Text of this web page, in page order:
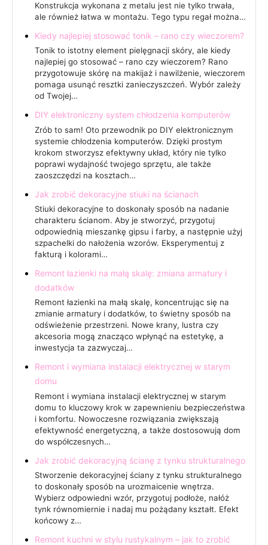
Konstrukcja wykonana z metalu jest nie tylko trwała,
ale również łatwa w montażu. Tego typu regał można…
Kiedy najlepiej stosować tonik – rano czy wieczorem?
Tonik to istotny element pielęgnacji skóry, ale kiedy
najlepiej go stosować – rano czy wieczorem? Rano
przygotowuje skórę na makijaż i nawilżenie, wieczorem
pomaga usunąć resztki zanieczyszczeń. Wybór zależy
od Twojej…
DIY elektroniczny system chłodzenia komputerów
Zrób to sam! Oto przewodnik po DIY elektronicznym
systemie chłodzenia komputerów. Dzięki prostym
krokom stworzysz efektywny układ, który nie tylko
poprawi wydajność twojego sprzętu, ale także
zaoszczędzi na kosztach…
Jak zrobić dekoracyjne stiuki na ścianach
Stiuki dekoracyjne to doskonały sposób na nadanie
charakteru ścianom. Aby je stworzyć, przygotuj
odpowiednią mieszankę gipsu i farby, a następnie użyj
szpachelki do nałożenia wzorów. Eksperymentuj z
fakturą i kolorami…
Remont łazienki na małą skalę: zmiana armatury i
dodatków
Remont łazienki na małą skalę, koncentrując się na
zmianie armatury i dodatków, to świetny sposób na
odświeżenie przestrzeni. Nowe krany, lustra czy
akcesoria mogą znacząco wpłynąć na estetykę, a
inwestycja ta zazwyczaj…
Remont i wymiana instalacji elektrycznej w starym
domu
Remont i wymiana instalacji elektrycznej w starym
domu to kluczowy krok w zapewnieniu bezpieczeństwa
i komfortu. Nowoczesne rozwiązania zwiększają
efektywność energetyczną, a także dostosowują dom
do współczesnych…
Jak zrobić dekoracyjną ścianę z tynku strukturalnego
Stworzenie dekoracyjnej ściany z tynku strukturalnego
to doskonały sposób na urozmaicenie wnętrza.
Wybierz odpowiedni wzór, przygotuj podłoże, nałóż
tynk równomiernie i nadaj mu pożądany kształt. Efekt
końcowy z…
Remont kuchni w stylu rustykalnym – jak to zrobić